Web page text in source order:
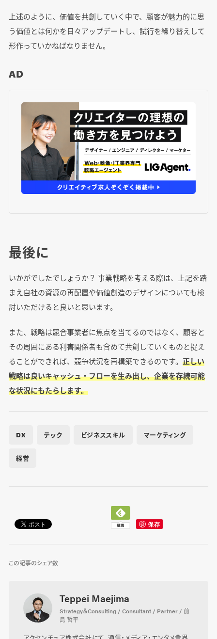
上述のように、価値を共創していく中で、顧客が魅力的に思
う価値とは何かを日々アップデートし、試行を繰り替えして
形作っていかねばなりません。
AD
最後に
いかがでしたでしょうか？ 事業戦略を考える際は、上記を踏
まえ自社の資源の再配置や価値創造のデザインについても検
討いただけると良いと思います。
また、戦略は競合事業者に焦点を当てるのではなく、顧客と
その周囲にある利害関係者も含めて共創していくものと捉え
ることができれば、競争状況を再構築できるのです。 正しい
戦略は良いキャッシュ・フローを生み出し、企業を存続可能
な状況にもたらします。
DX テック ビジネススキル マーケティング
経営
この記事のシェア数
Teppei Maejima
Strategy＆Consulting / Consultant / Partner / 前
島 哲平
アクセンチュア株式会社にて、通信・メディア・エンタメ業界